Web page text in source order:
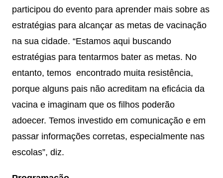
participou do evento para aprender mais sobre as
estratégias para alcançar as metas de vacinação
na sua cidade. “Estamos aqui buscando
estratégias para tentarmos bater as metas. No
entanto, temos encontrado muita resistência,
porque alguns pais não acreditam na eficácia da
vacina e imaginam que os filhos poderão
adoecer. Temos investido em comunicação e em
passar informações corretas, especialmente nas
escolas”, diz.